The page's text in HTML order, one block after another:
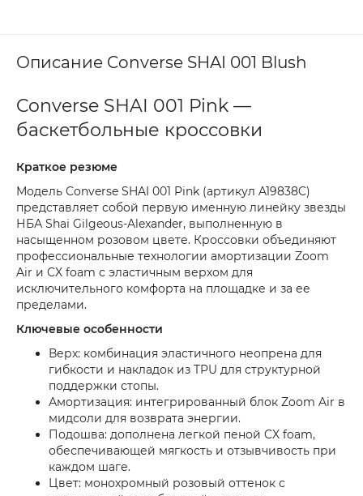
Описание Converse SHAI 001 Blush
Converse SHAI 001 Pink —
баскетбольные кроссовки
Краткое резюме
Модель Converse SHAI 001 Pink (артикул A19838C)
представляет собой первую именную линейку звезды
НБА Shai Gilgeous-Alexander, выполненную в
насыщенном розовом цвете. Кроссовки объединяют
профессиональные технологии амортизации Zoom
Air и CX foam с эластичным верхом для
исключительного комфорта на площадке и за ее
пределами.
Ключевые особенности
Верх: комбинация эластичного неопрена для
гибкости и накладок из TPU для структурной
поддержки стопы.
Амортизация: интегрированный блок Zoom Air в
мидсоли для возврата энергии.
Подошва: дополнена легкой пеной CX foam,
обеспечивающей мягкость и отзывчивость при
каждом шаге.
Цвет: монохромный розовый оттенок с